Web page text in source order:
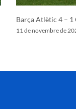
Barça Atlètic 4 – 1
11 de novembre de